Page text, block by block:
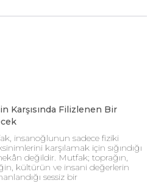
Karşısında Filizlenen Bir
insanoğlunun sadece fiziki
karşılamak için sığındığı
değildir. Mutfak; toprağın,
kültürün ve insani değerlerin
sessiz bir